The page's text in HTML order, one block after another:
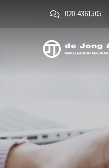
020-4361505